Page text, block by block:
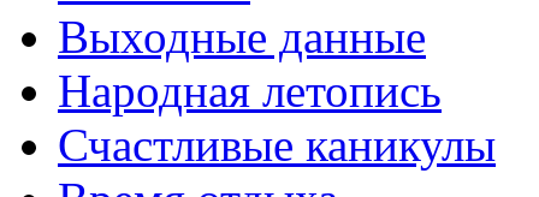
Выходные данные
Народная летопись
Счастливые каникулы